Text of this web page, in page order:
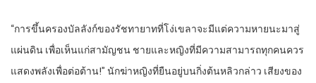
“การขึ้นครองบัลลังก์ของรัชทายาทที่โง่เขลาจะมีแต่ความหายนะมาสู่
แผ่นดิน เพื่อเห็นแก่สามัญชน ชายและหญิงที่มีความสามารถทุกคนควร
แสดงพลังเพื่อต่อต้าน!” นักฆ่าหญิงที่ยืนอยู่บนกิ่งต้นหลิวกล่าว เสียงของ